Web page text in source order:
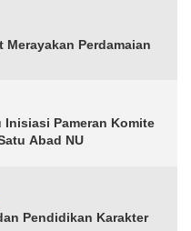
Perdamaian
Inisiasi Pameran Komite
Abad NU
Pendidikan Karakter